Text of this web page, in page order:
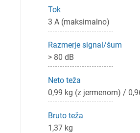
Tok
3 A (maksimalno)
Razmerje signal/šum
> 80 dB
Neto teža
0,99 kg (z jermenom) /
Bruto teža
1,37 kg